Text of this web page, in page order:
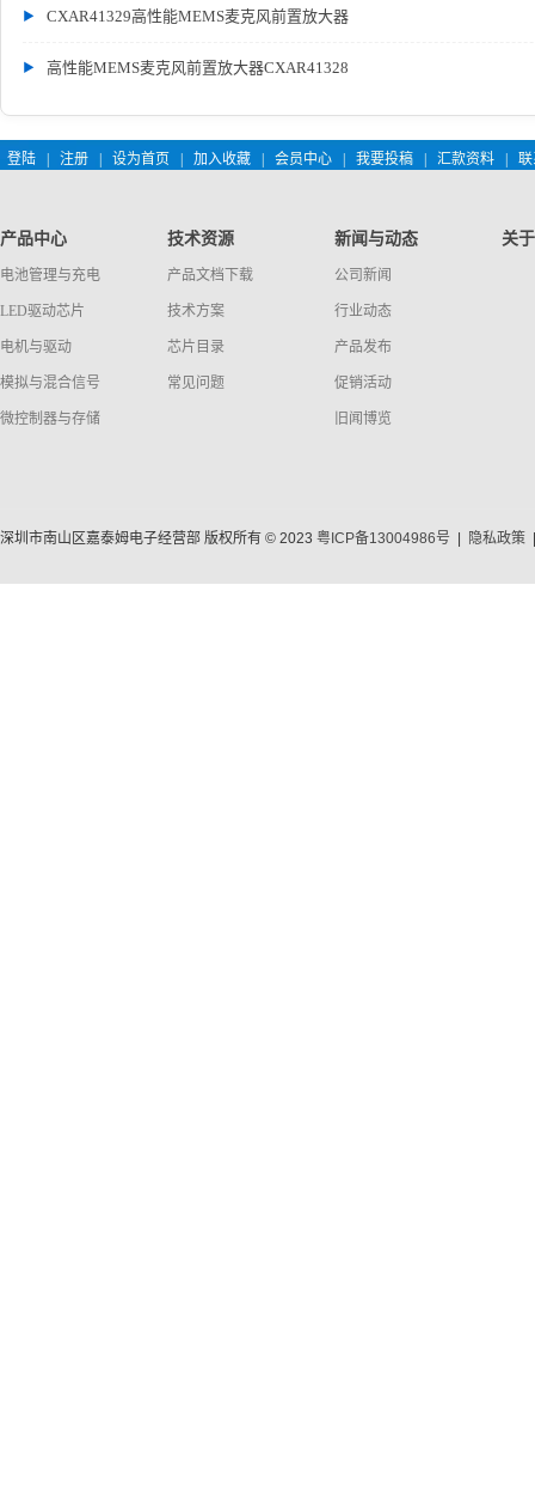
CXAR41329高性能MEMS麦克风前置放大器
高性能MEMS麦克风前置放大器CXAR41328
登陆 注册 设为首页 加入收藏 会员中心 我要投稿 汇款资料
产品中心
电池管理与充电
LED驱动芯片
电机与驱动
模拟与混合信号
微控制器与存储
技术资源
产品文档下载
技术方案
芯片目录
常见问题
新闻与动态
公司新闻
行业动态
产品发布
促销活动
旧闻博览
关
深圳市南山区嘉泰姆电子经营部 版权所有 © 2023 粤ICP备13004986号 隐私政策